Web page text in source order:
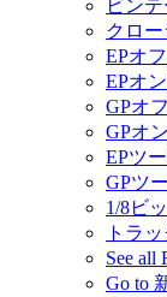
ビン
クロ
EPオ
EPオ
GPオ
GPオ
EPツ
GPツ
1/8ビ
トラッ
See all
Go to